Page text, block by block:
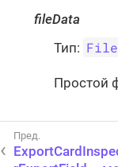
fileData
Тип:
Простой